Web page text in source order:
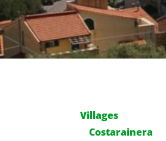
Villages
Costarainera